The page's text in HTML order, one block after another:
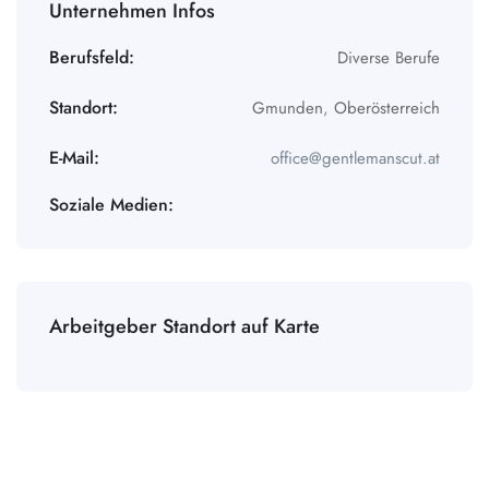
Unternehmen Infos
Berufsfeld: Diverse Berufe
Standort: Gmunden, Oberösterreich
E-Mail: office@gentlemanscut.at
Soziale Medien:
Arbeitgeber Standort auf Karte